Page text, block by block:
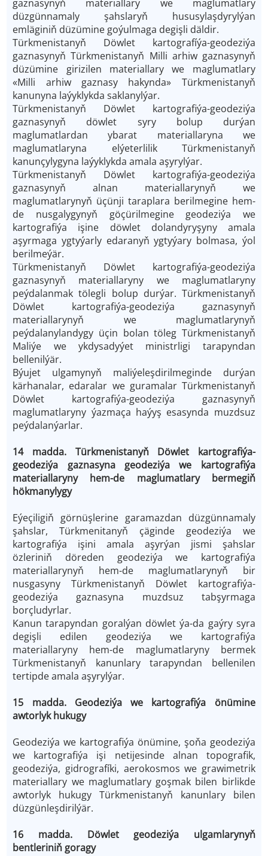
gaznasynyň materiallary we maglumatlary
düzgünnamaly şahslaryň hususylaşdyrylýan
emläginiň düzümine goýulmaga degişli däldir.
Türkmenistanyň Döwlet kartografíýa-geodeziýa
gaznasynyň Türkmenistanyň Milli arhiw gaznasynyň
düzümine girizilen materiallary we maglumatlary
«Milli arhiw gaznasy hakynda» Türkmenistanyň
kanunyna laýyklykda saklanylýar.
Türkmenistanyň Döwlet kartografiýa-geodeziýa
gaznasynyň döwlet syry bolup durýan
maglumatlardan ybarat materiallaryna we
maglumatlaryna elýeterlilik Türkmenistanyň
kanunçylygyna laýyklykda amala aşyrylýar.
Türkmenistanyň Döwlet kartografiýa-geodeziýa
gaznasynyň alnan materiallarynyň we
maglumatlarynyň üçünji taraplara berilmegine hem-
de nusgalygynyň göçürilmegine geodeziýa we
kartografiýa işine döwlet dolandyryşyny amala
aşyrmaga ygtyýarly edaranyň ygtyýary bolmasa, ýol
berilmeýär.
Türkmenistanyň Döwlet kartografiýa-geodeziýa
gaznasynyň materiallaryny we maglumatlaryny
peýdalanmak tölegli bolup durýar. Türkmenistanyň
Döwlet kartografiýa-geodeziýa gaznasynyň
materiallarynyň we maglumatlarynyň
peýdalanylandygy üçin bolan töleg Türkmenistanyň
Maliýe we ykdysadyýet ministrligi tarapyndan
bellenilýär.
Býujet ulgamynyň maliýeleşdirilmeginde durýan
kärhanalar, edaralar we guramalar Türkmenistanyň
Döwlet kartografiýa-geodeziýa gaznasynyň
maglumatlaryny ýazmaça haýyş esasynda muzdsuz
peýdalanýarlar.
14 madda. Türkmenistanyň Döwlet kartografiýa-
geodeziýa gaznasyna geodeziýa we kartografiýa
materiallaryny hem-de maglumatlary bermegiň
hökmanylygy
Eýeçiligiň görnüşlerine garamazdan düzgünnamaly
şahslar, Türkmenitanyň çäginde geodeziýa we
kartografiýa işini amala aşyrýan jismi şahslar
özleriniň döreden geodeziýa we kartografiýa
materiallarynyň hem-de maglumatlarynyň bir
nusgasyny Türkmenistanyň Döwlet kartografiýa-
geodeziýa gaznasyna muzdsuz tabşyrmaga
borçludyrlar.
Kanun tarapyndan goralýan döwlet ýa-da gaýry syra
degişli edilen geodeziýa we kartografiýa
materiallaryny hem-de maglumatlaryny bermek
Türkmenistanyň kanunlary tarapyndan bellenilen
tertipde amala aşyrylýar.
15 madda. Geodeziýa we kartografiýa önümine
awtorlyk hukugy
Geodeziýa we kartografiýa önümine, şoňa geodeziýa
we kartografiýa işi netijesinde alnan topografik,
geodeziýa, gidrografíki, aerokosmos we grawimetrik
materiallary we maglumatlary goşmak bilen birlikde
awtorlyk hukugy Türkmenistanyň kanunlary bilen
düzgünleşdirilýär.
16 madda. Döwlet geodeziýa ulgamlarynyň
bentleriniň goragy